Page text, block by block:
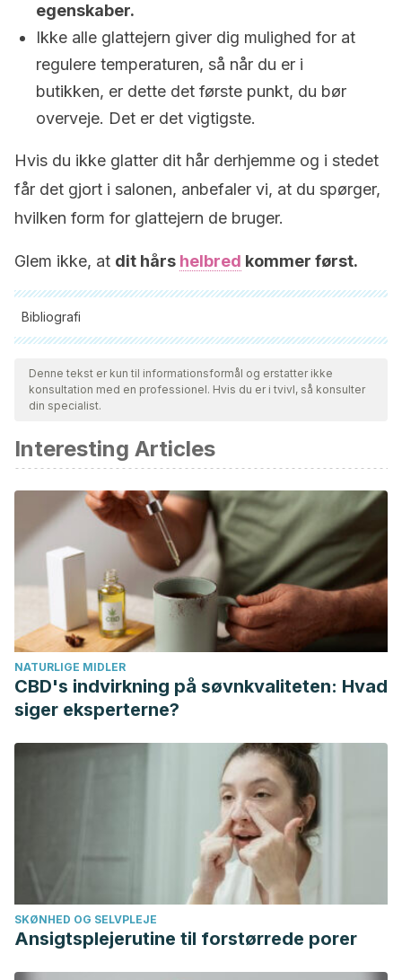
egenskaber.
Ikke alle glattejern giver dig mulighed for at
regulere temperaturen, så når du er i
butikken, er dette det første punkt, du bør
overveje. Det er det vigtigste.
Hvis du ikke glatter dit hår derhjemme og i stedet
får det gjort i salonen, anbefaler vi, at du spørger,
hvilken form for glattejern de bruger.
Glem ikke, at dit hårs helbred kommer først.
Bibliografi
Alle citerede kilder blev grundigt gennemgået af vores team
for at sikre deres kvalitet, pålidelighed, aktualitet og validitet.
Bibliografien i denne artikel blev betragtet som pålidelig og af
Zhou Y, Rigoletto R, Koelmel D, et al. The effect of various
cosmetic pretreatments on protecting hair from thermal
damage by hot flat ironing.
J Cosmet Sci
. 2011;62(2):265-
282.
Denne tekst er kun til informationsformål og erstatter ikke
konsultation med en professionel. Hvis du er i tvivl, så konsulter
din specialist.
Interesting Articles
NATURLIGE MIDLER
CBD's indvirkning på søvnkvaliteten: Hvad
siger eksperterne?
SKØNHED OG SELVPLEJE
Ansigtsplejerutine til forstørrede porer